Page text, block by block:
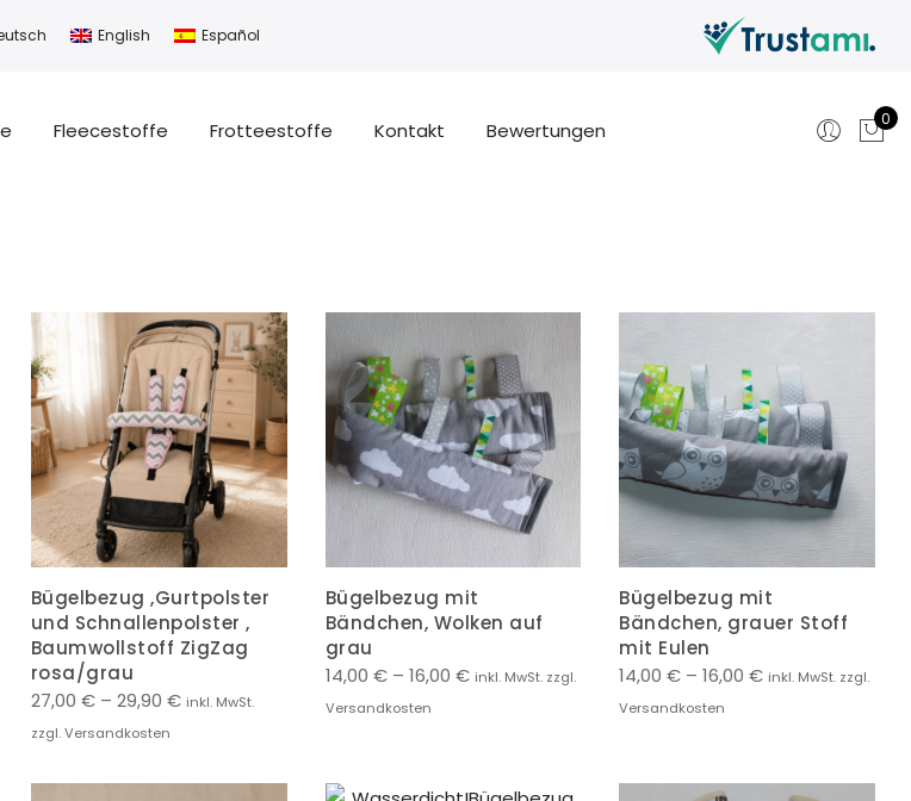
English Español
Fleecestoffe Frotteestoffe Kontakt Bewertungen 0
Bügelbezug ,Gurtpolster
und Schnallenpolster ,
Baumwollstoff ZigZag
rosa/grau
27,00 €– 29,90 € inkl. MwSt.
zzgl. Versandkosten
Bügelbezug mit
Bändchen, Wolken auf
grau
14,00 €– 16,00 € inkl. MwSt. zzgl.
Versandkosten
Bügelbezug mit
Bändchen, grauer Stoff
mit Eulen
14,00€ –16,00€ inkl. MwSt. zzgl.
Versandkosten